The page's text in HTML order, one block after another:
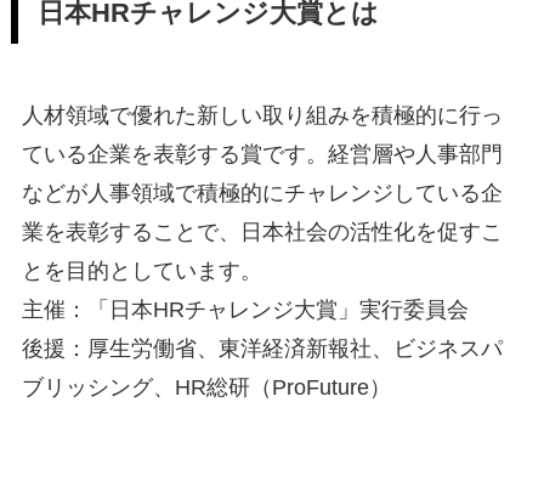
日本HRチャレンジ大賞とは
人材領域で優れた新しい取り組みを積極的に行っ
ている企業を表彰する賞です。経営層や人事部門
などが人事領域で積極的にチャレンジしている企
業を表彰することで、日本社会の活性化を促すこ
とを目的としています。
主催：「日本HRチャレンジ大賞」実行委員会
後援：厚生労働省、東洋経済新報社、ビジネスパ
ブリッシング、HR総研（ProFuture）